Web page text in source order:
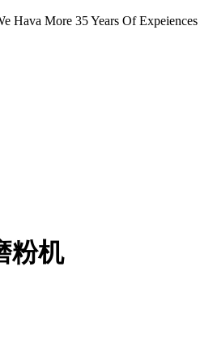
Hava More 35 Years Of Expeiences
粉机